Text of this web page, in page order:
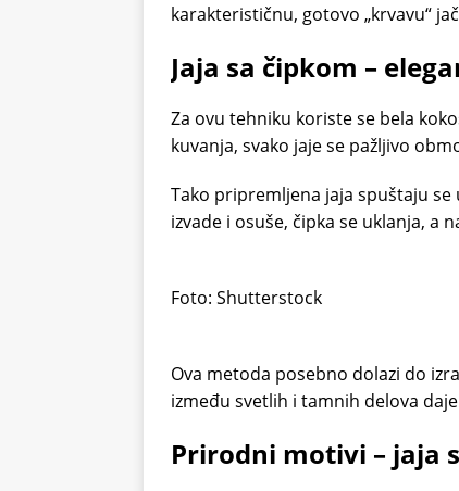
karakterističnu, gotovo „krvavu“
Jaja sa čipkom –
Za ovu tehniku koriste se bela
kuvanja, svako jaje se pažljivo
Tako pripremljena jaja spuštaju
izvade i osuše, čipka se uklanja, a
Foto: Shutterstock
Ova metoda posebno dolazi do
između svetlih i tamnih delova
Prirodni motivi – jaja